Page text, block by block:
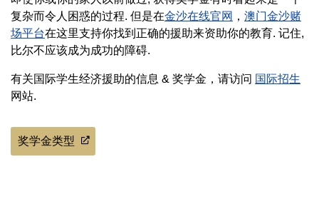
复杂而令人困惑的过程. 但是在金沙在线官网 ， 澳门金沙赌
场平台在这里支持你找到正确的援助来资助你的教育. 记住,
比尔不应该成为成功的障碍.
有关国际学生经济援助的信息 & 奖学金，请访问 国际招生
网站.
奖学金类型